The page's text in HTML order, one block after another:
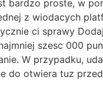
bardzo proste, w
z wiodacych
ci sprawy
szesc 000
W przypadku,
do otwiera tuz